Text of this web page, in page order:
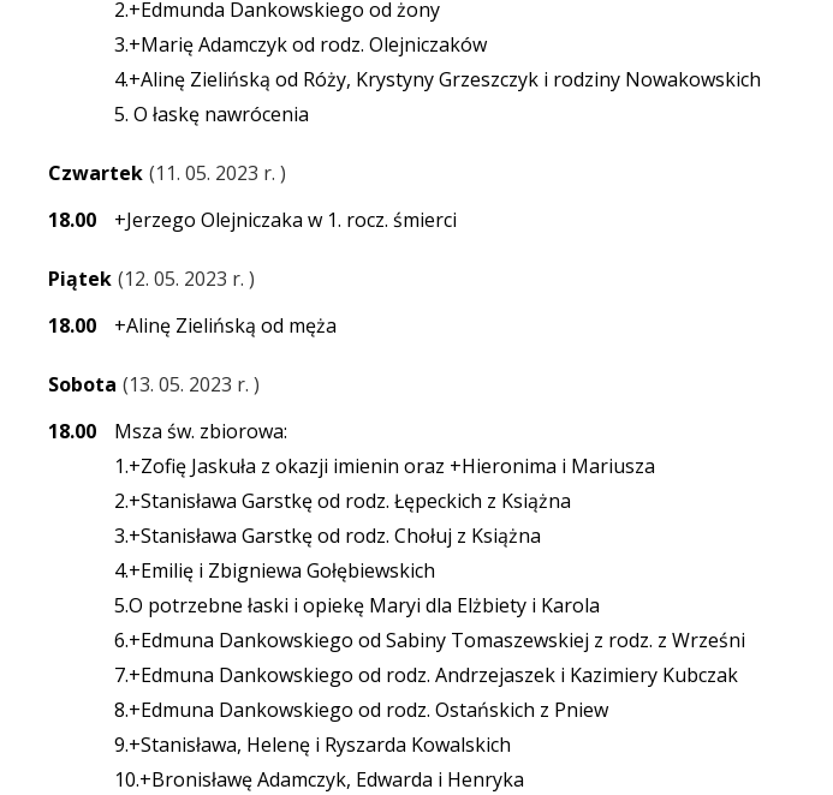
2.+Edmunda Dankowskiego od żony
3.+Marię Adamczyk od rodz. Olejniczaków
4.+Alinę Zielińską od Róży, Krystyny Grzeszczyk i rodziny Nowakowskich
5. O łaskę nawrócenia
Czwartek 11. 05. 2023 r.
18.00
+Jerzego Olejniczaka w 1. rocz. śmierci
Piątek 12. 05. 2023 r.
18.00
+Alinę Zielińską od męża
Sobota 13. 05. 2023 r.
18.00
Msza św. zbiorowa:
1.+Zofię Jaskuła z okazji imienin oraz +Hieronima i Mariusza
2.+Stanisława Garstkę od rodz. Łępeckich z Książna
3.+Stanisława Garstkę od rodz. Chołuj z Książna
4.+Emilię i Zbigniewa Gołębiewskich
5.O potrzebne łaski i opiekę Maryi dla Elżbiety i Karola
6.+Edmuna Dankowskiego od Sabiny Tomaszewskiej z rodz. z Wrześni
7.+Edmuna Dankowskiego od rodz. Andrzejaszek i Kazimiery Kubczak
8.+Edmuna Dankowskiego od rodz. Ostańskich z Pniew
9.+Stanisława, Helenę i Ryszarda Kowalskich
10.+Bronisławę Adamczyk, Edwarda i Henryka